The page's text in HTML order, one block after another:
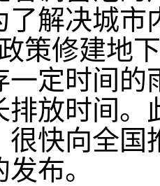
了解决城
策修建地
一定时间
排放时间
很快向全
布。